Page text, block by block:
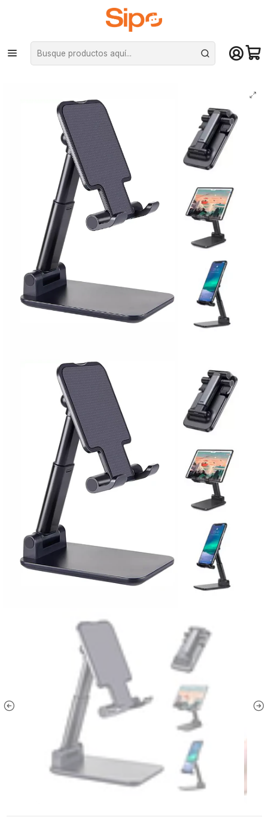
¡Compra hasta mediodía y recibe hoy! De lunes a sábado en el gran
Santiago. Envío gratis desde $29.990
Inicio Otras categorías Soporte celulares, tables y notebooks
Soporte Base Porta Celular Tablet Escritorio Mesa Ajustable